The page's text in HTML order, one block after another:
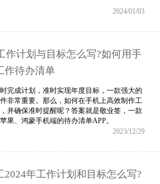
2024/01/03
作计划与目标怎么写?如何用手
作待办清单
完成计划，准时实现年度目标，一款强大的
非常重要。那么，如何在手机上高效制作工
并确保准时提醒呢？答案就是敬业签，一款
果、鸿蒙手机端的待办清单APP。
2023/12/29
2024年工作计划和目标怎么写?